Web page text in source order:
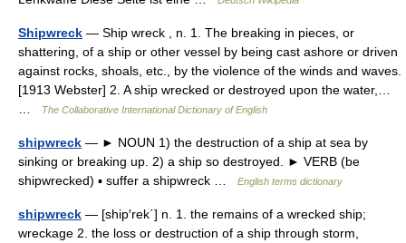
Shipwreck — Ship wreck , n. 1. The breaking in pieces, or
shattering, of a ship or other vessel by being cast ashore or driven
against rocks, shoals, etc., by the violence of the winds and waves.
[1913 Webster] 2. A ship wrecked or destroyed upon the water,…
The Collaborative International Dictionary of English
shipwreck — ► NOUN 1) the destruction of a ship at sea by
sinking or breaking up. 2) a ship so destroyed. ► VERB (be
shipwrecked) ▪ suffer a shipwreck …
English terms dictionary
shipwreck — [ship′rek΄] n. 1. the remains of a wrecked ship;
wreckage 2. the loss or destruction of a ship through storm,